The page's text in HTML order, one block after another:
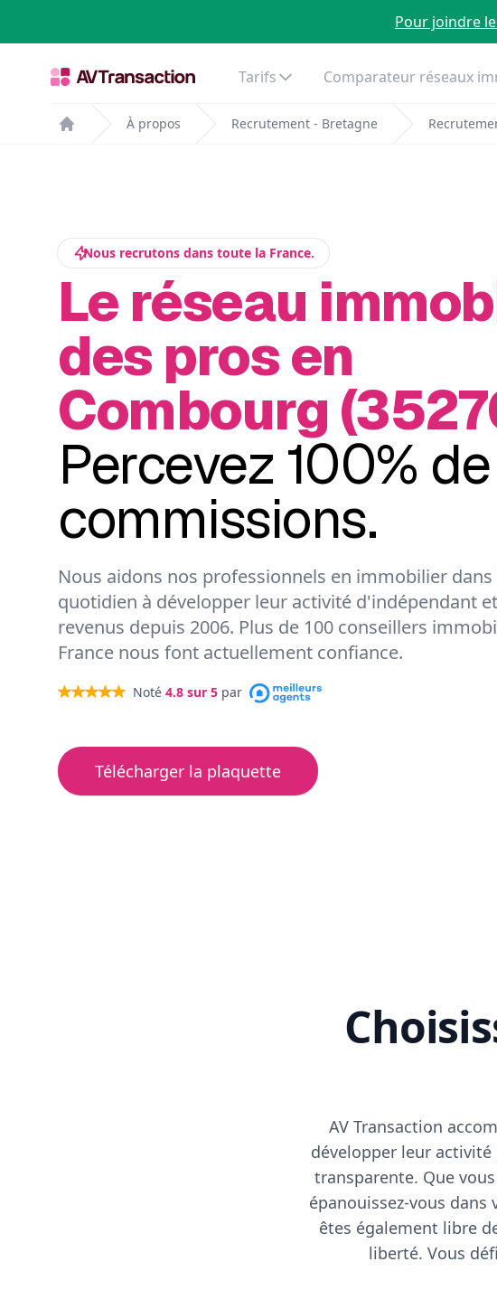
Pour joindre
Tarifs Comparateur réseaux
Home
À propos Recrutement - Bretagne
Nous recrutons dans toute la France.
Le réseau
des pros en
Combourg
Percevez 100%
commissions.
Nous aidons nos professionnels en immobilier
quotidien à développer leur activité d'indépendant
revenus depuis 2006. Plus de 100 conseillers
France nous font actuellement confiance.
Noté 4.8 sur 5 par
Télécharger la plaquette
AV Transaction
développer leur
transparente. Que
épanouissez-vous
êtes également libre
liberté. Vous